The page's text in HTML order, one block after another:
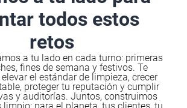
todos estos
retos
a tu lado en cada turno: primeras
fines de semana y festivos. Te
el estándar de limpieza, crecer
proteger tu reputación y cumplir
y auditorías. Juntos, construimos